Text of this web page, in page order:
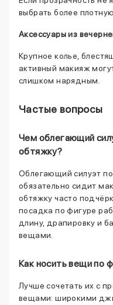
выбрать более
Аксессуары из
Крупное колье,
активный макияж
слишком нарядным.
Частые вопросы
Чем облегающий
обтяжку?
Облегающий силуэт
обязательно сидит
обтяжку часто
посадка по фигуре
длину, драпировку и
вещами.
Как носить вещи по
Лучше сочетать их с
вещами: широкими